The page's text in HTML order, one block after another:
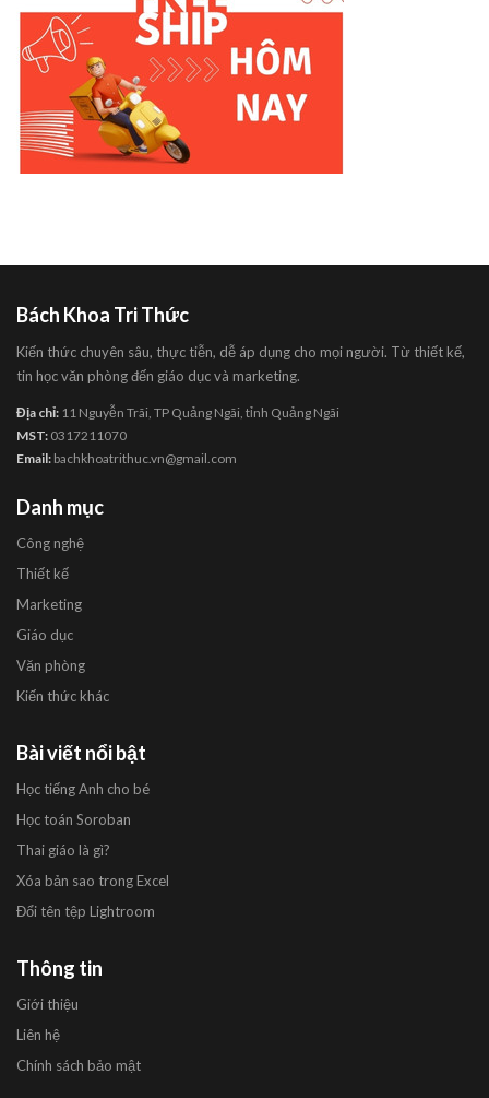
Bách Khoa Tri Thức
Kiến thức chuyên sâu, thực tiễn, dễ áp dụng cho mọi người. Từ thiết kế,
tin học văn phòng đến giáo dục và marketing.
Địa chỉ: 11 Nguyễn Trãi, TP Quảng Ngãi, tỉnh Quảng Ngãi
MST: 0317211070
Email: bachkhoatrithuc.vn@gmail.com
Danh mục
Công nghệ
Thiết kế
Marketing
Giáo dục
Văn phòng
Kiến thức khác
Bài viết nổi bật
Học tiếng Anh cho bé
Học toán Soroban
Thai giáo là gì?
Xóa bản sao trong Excel
Đổi tên tệp Lightroom
Thông tin
Giới thiệu
Liên hệ
Chính sách bảo mật